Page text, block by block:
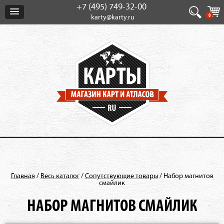
+7 (495) 749-32-00
0
karty@karty.ru
Главная / Весь каталог / Сопутствующие товары / Набор магнитов
смайлик
НАБОР МАГНИТОВ СМАЙЛИК